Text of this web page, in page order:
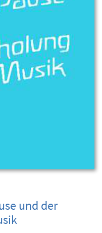
und der